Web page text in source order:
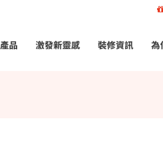
品 激發新靈感 裝修資訊 為